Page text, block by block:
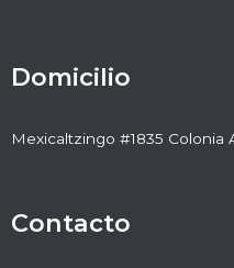
Domicilio
Mexicaltzingo #1835 Colonia
Contacto